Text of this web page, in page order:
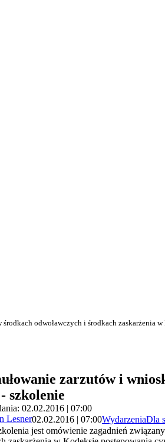
odwoławczych i środkach zaskarżenia
zarzutów i
szkolenie
02.02.2016 | 07:00
Lesner02.02.2016 | 07:00WydarzeniaDla
jest omówienie zagadnień